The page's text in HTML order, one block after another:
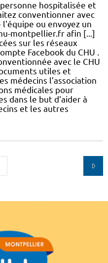
hospitalisée et
conventionner avec
l'équipe ou envoyez un
montpellier.fr afin [...]
sur les réseaux
Facebook du CHU .
avec le CHU
utiles et
médecins l’association
médicales pour
dans le but d'aider à
et les autres